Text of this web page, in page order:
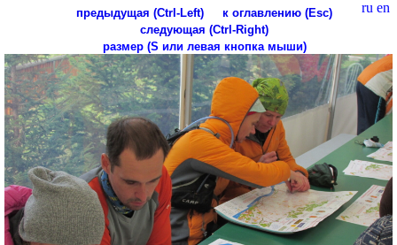
ru en
предыдущая (Ctrl-Left)
к оглавлению (Esc)
следующая (Ctrl-Right)
размер (S или левая кнопка мыши)